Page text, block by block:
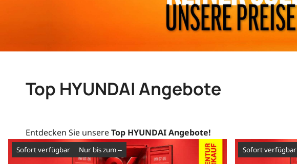
Top HYUNDAI Angebote
Entdecken Sie unsereTop HYUNDAI Angebote!
sofort verfügbar nur bis zum -- sofort verfügbar